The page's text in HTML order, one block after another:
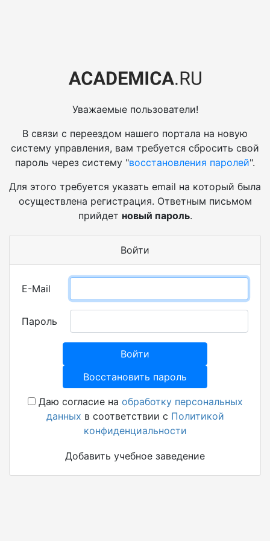
Уважаемые пользователи!
В связи с переездом нашего портала на новую
систему управления, вам требуется сбросить свой
пароль через систему "восстановления паролей".
Для этого требуется указать email на который была
осуществлена регистрация. Ответным письмом
прийдет новый пароль.
Войти
E-Mail
Пароль
Войти
Восстановить пароль
Даю согласие на обработку персональных
данных в соответствии с Политикой
конфиденциальности
Добавить учебное заведение